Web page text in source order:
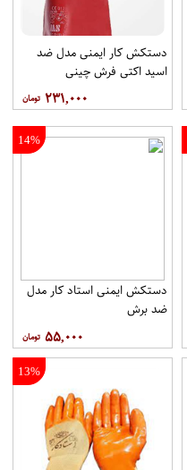
دستکش کار ایمنی مدل ضد
اسید اکتی فرش چینی
۲۳۱,۰۰۰
14%
دستکش ایمنی استاد کار مدل
ضد برش
۵۵,۰۰۰
13%